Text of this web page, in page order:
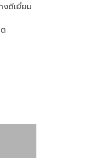
งดีเยี่ยม